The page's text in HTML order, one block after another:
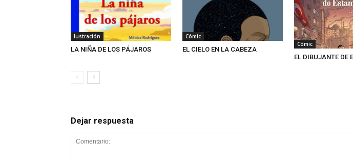
Iustración
LA NIÑA DE LOS PÁJAROS
Cómic
EL CIELO EN LA CABEZA
Cómic
EL DIBUJANTE DE
Dejar respuesta